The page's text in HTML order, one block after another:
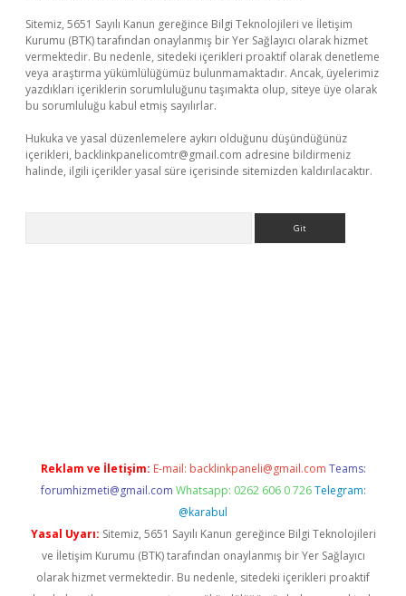
Sitemiz, 5651 Sayılı Kanun gereğince Bilgi Teknolojileri ve İletişim
Kurumu (BTK) tarafından onaylanmış bir Yer Sağlayıcı olarak hizmet
vermektedir. Bu nedenle, sitedeki içerikleri proaktif olarak denetleme
veya araştırma yükümlülüğümüz bulunmamaktadır. Ancak, üyelerimiz
yazdıkları içeriklerin sorumluluğunu taşımakta olup, siteye üye olarak
bu sorumluluğu kabul etmiş sayılırlar.
Hukuka ve yasal düzenlemelere aykırı olduğunu düşündüğünüz
içerikleri, backlinkpanelicomtr@gmail.com adresine bildirmeniz
halinde, ilgili içerikler yasal süre içerisinde sitemizden kaldırılacaktır.
Reklam ve İletişim: E-mail: backlinkpaneli@gmail.com Teams:
forumhizmeti@gmail.com Whatsapp: 0262 606 0 726 Telegram:
@karabul
Yasal Uyarı: Sitemiz, 5651 Sayılı Kanun gereğince Bilgi Teknolojileri
ve İletişim Kurumu (BTK) tarafından onaylanmış bir Yer Sağlayıcı
olarak hizmet vermektedir. Bu nedenle, sitedeki içerikleri proaktif